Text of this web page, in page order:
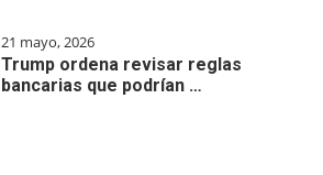
21 mayo, 2026
Trump ordena revisar reglas
bancarias que podrían …